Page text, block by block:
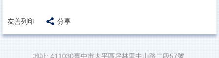
友善列印 分享
地址: 411030臺中市太平區坪林里中山路二段57號